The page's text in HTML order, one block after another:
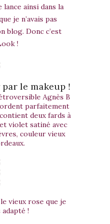
ainsi dans la
je n’avais pas
blog. Donc c’est
!
le makeup !
Agnès B
parfaitement
deux fards à
violet satiné avec
couleur vieux
vieux rose que je
!